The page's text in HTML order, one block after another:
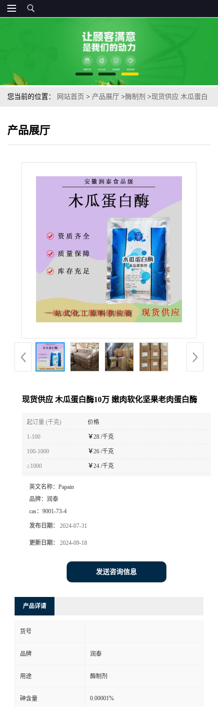
您当前的位置： 网站首页 > 产品展厅 >酶制剂 >现货供应 木瓜蛋白
产品展厅
现货供应 木瓜蛋白酶10万 嫩肉软化坚果老肉蛋白酶
起订量 (千克) 价格
1-100 ￥28 /千克
100-1000 ￥26 /千克
≥1000 ￥24 /千克
英文名称： Papain
品牌： 润泰
cas： 9001-73-4
发布日期： 2024-07-31
更新日期： 2024-09-18
发送咨询信息
产品详请
货号
品牌 润泰
用途 酶制剂
砷含量 0.00001%